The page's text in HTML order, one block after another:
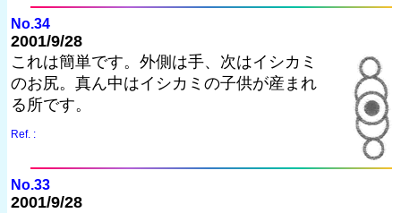
No.34
2001/9/28
これは簡単です。外側は手、次はイシカミ
のお尻。真ん中はイシカミの子供が産まれ
る所です。
Ref. :
No.33
2001/9/28